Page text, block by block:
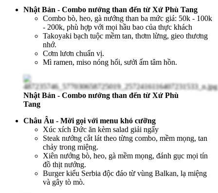
Nhật Bản - Combo nướng than đến từ Xứ Phù Tang
Combo bò, heo, gà nướng than ba mức giá: 50k - 100k
- 200k, phù hợp với mọi hầu bao của thực khách
Takoyaki bạch tuộc mềm tan, thơm lừng, gieo thương
nhớ.
Cơm lươn chuẩn vị.
Mì ramen, miso nóng hổi, sưởi ấm tâm hồn.
Nhật Bản - Combo nướng than đến từ Xứ Phù
Tang
Châu Âu - Mời gọi với menu khó cưỡng
Xúc xích Đức ăn kèm salad giải ngấy
Steak nướng cắt lát theo từng combo, mềm mọng, tan
chảy trong miệng.
Xiên nướng bò, heo, gà mềm mọng, đánh gục mọi tín
đồ thịt nướng.
Burger kiểu Serbia độc đáo từ vùng Balkan, lạ miệng
và gây tò mò.